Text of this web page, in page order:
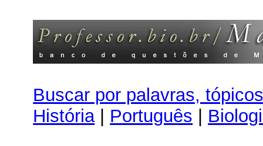
Buscar por palavras,
História| Português |